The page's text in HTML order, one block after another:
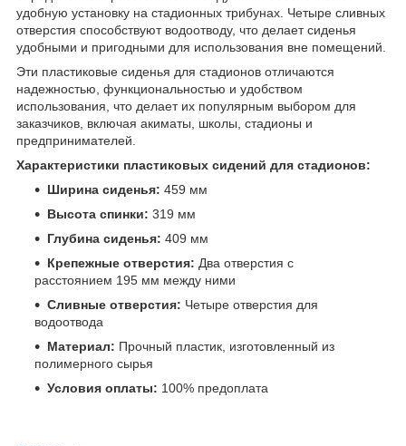
удобную установку на стадионных трибунах. Четыре сливных
отверстия способствуют водоотводу, что делает сиденья
удобными и пригодными для использования вне помещений.
Эти пластиковые сиденья для стадионов отличаются
надежностью, функциональностью и удобством
использования, что делает их популярным выбором для
заказчиков, включая акиматы, школы, стадионы и
предпринимателей.
Характеристики пластиковых сидений для стадионов:
Ширина сиденья: 459 мм
Высота спинки: 319 мм
Глубина сиденья: 409 мм
Крепежные отверстия: Два отверстия с
расстоянием 195 мм между ними
Сливные отверстия: Четыре отверстия для
водоотвода
Материал: Прочный пластик, изготовленный из
полимерного сырья
Условия оплаты: 100% предоплата